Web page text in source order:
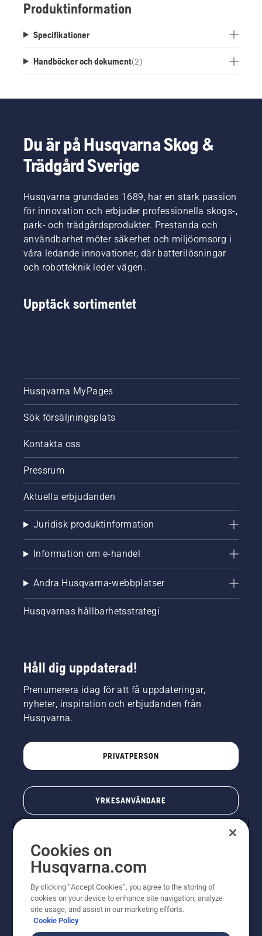
Produktinformation
Specifikationer
Handböcker och dokument(2)
Du är på Husqvarna Skog &
Trädgård Sverige
Husqvarna grundades 1689, har en stark passion
för innovation och erbjuder professionella skogs-,
park- och trädgårdsprodukter. Prestanda och
användbarhet möter säkerhet och miljöomsorg i
våra ledande innovationer, där batterilösningar
och robotteknik leder vägen.
Upptäck sortimentet
Husqvarna MyPages
Sök försäljningsplats
Kontakta oss
Pressrum
Aktuella erbjudanden
Juridisk produktinformation
Information om e-handel
Andra Husqvarna-webbplatser
Husqvarnas hållbarhetsstrategi
Håll dig uppdaterad!
Prenumerera idag för att få uppdateringar,
nyheter, inspiration och erbjudanden från
Husqvarna.
PRIVATPERSON
YRKESANVÄNDARE
© Husqvarna AB (publ). All rights reserved. Priserna
Cookies on
Husqvarna.com
By clicking “Accept Cookies”, you agree to the storing of
cookies on your device to enhance site navigation, analyze
site usage, and assist in our marketing efforts.
Cookie Policy